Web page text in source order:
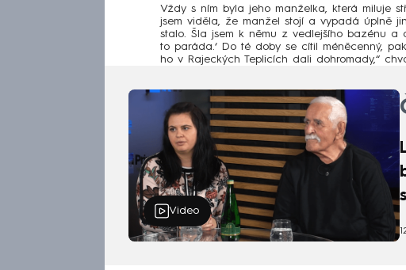
Vždy s ním byla jeho manželka, která miluje
jsem viděla, že manžel stojí a vypadá úplně
stalo. Šla jsem k němu z vedlejšího bazénu a
to paráda.‘ Do té doby se cítil méněcenný,
ho v Rajeckých Teplicích dali dohromady,“
Video